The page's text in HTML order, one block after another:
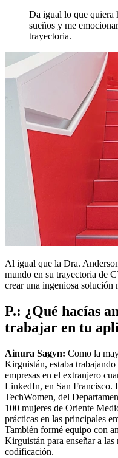
Da igual lo que quiera
sueños y me
trayectoria.
Al igual que la Dra.
mundo en su trayectoria de
crear una ingeniosa solución
P.: ¿Qué hacías
trabajar en tu
Ainura Sagyn: Como la
Kirguistán, estaba
empresas en el extranjero
LinkedIn, en San Francisco.
TechWomen, del
100 mujeres de Oriente
prácticas en las principales
También formé equipo con
Kirguistán para enseñar a las
codificación.